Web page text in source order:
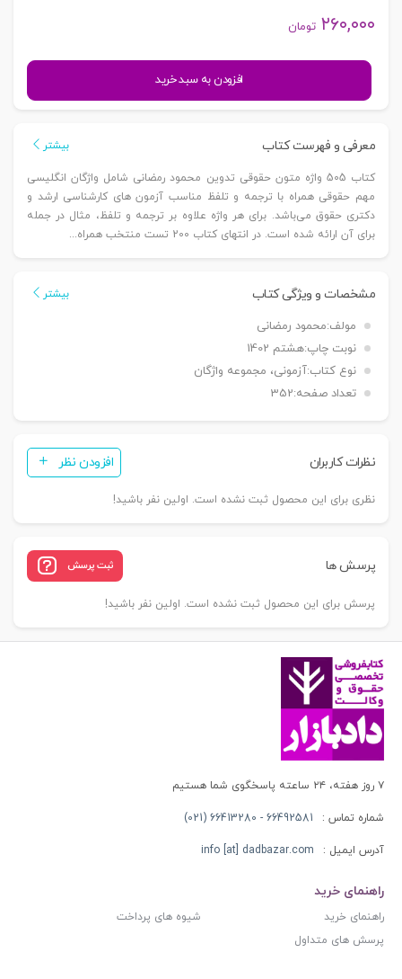
۲۶۰,۰۰۰ تومان
505
واژه
حقوقی
رمضانی
عدد
افزودن به سبد خرید
معرفی و فهرست کتاب بیشتر
کتاب 505 واژه متون حقوقی تدوین محمود رمضانی شامل واژگان انگلیسی
مهم حقوقی همراه با ترجمه و تلفظ مناسب آزمون های کارشناسی ارشد و
دکتری حقوق می‌باشد. برای هر واژه علاوه بر ترجمه و تلفظ، مثال در جمله
برای آن ارائه شده است. در انتهای کتاب 200 تست منتخب همراه...
مشخصات و ویژگی کتاب بیشتر
مولف:محمود رمضانی
نوبت چاپ:هشتم 1402
نوع کتاب:آزمونی، مجموعه واژگان
تعداد صفحه:352
نظرات کاربران افزودن نظر
نظری برای این محصول ثبت نشده است. اولین نفر باشید!
پرسش ها ثبت پرسش
پرسش برای این محصول ثبت نشده است. اولین نفر باشید!
۷ روز هفته، ۲۴ ساعته پاسخگوی شما هستیم
شماره تماس : 66492581 - 66413280 (021)
آدرس ایمیل : info [at] dadbazar.com
راهنمای خرید
راهنمای خرید
شیوه های پرداخت
پرسش های متداول